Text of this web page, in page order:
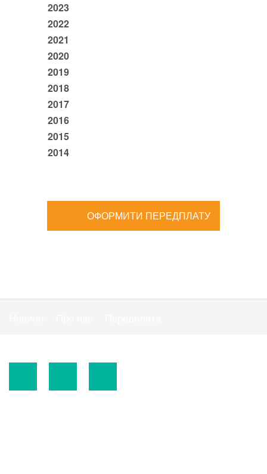
2023
2022
2021
2020
2019
2018
2017
2016
2015
2014
ОФОРМИТИ ПЕРЕДПЛАТУ